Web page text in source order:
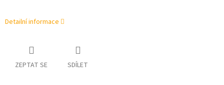
Detailní informace
ZEPTAT SE SDÍLET